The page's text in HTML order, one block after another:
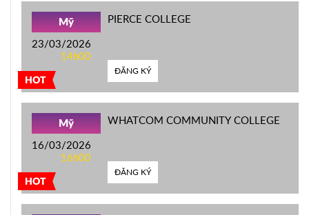
HOT
Mỹ
23/03/2026
14h00
PIERCE COLLEGE
ĐĂNG KÝ
HOT
Mỹ
16/03/2026
16h00
WHATCOM COMMUNITY COLLEGE
ĐĂNG KÝ